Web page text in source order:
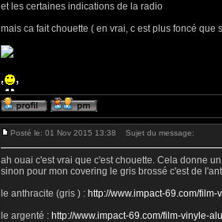
et les certaines indications de la radio
mais ca fait chouette ( en vrai, c est plus foncé que
Posté le: 01 Nov 2015 13:38 Sujet du message:
ah ouai c'est vrai que c'est chouette. Cela donne
sinon pour mon covering le gris brossé c'est de
le anthracite (gris ) : http://www.impact-69.com/
le argenté : http://www.impact-69.com/film-vinyle-